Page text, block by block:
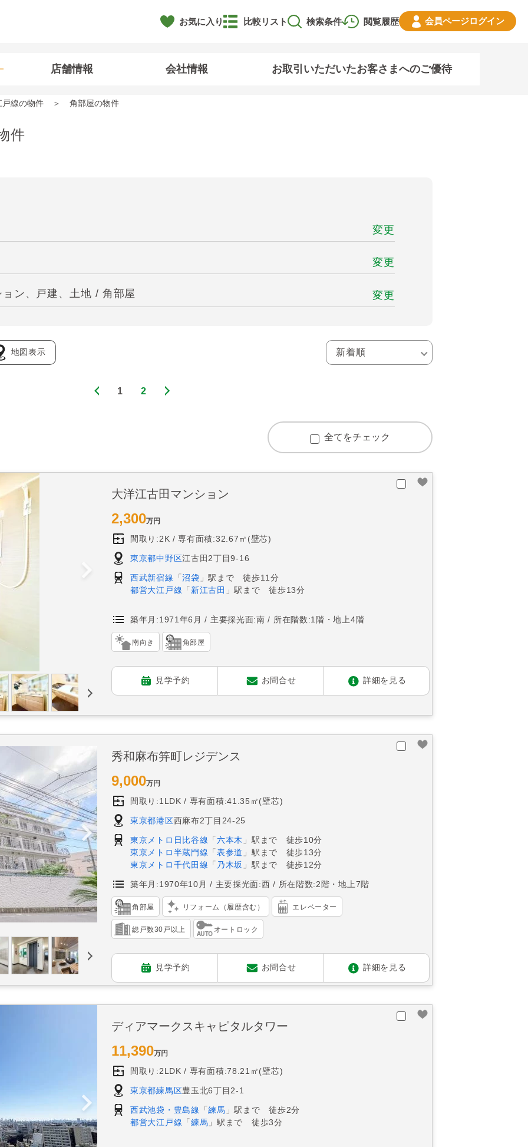
お気に入り 閲覧履歴
比較リスト 検索条件 会員ページログイン
店舗情報 会社情報 お取引いただいたお客さまへのご優待
戸線の物件 角部屋の物件
件
変更
変更
ン、戸建、土地 / 角部屋 変更
地図表示
1 2
全てをチェック
大洋江古田マンション
2,300万円
間取り:2K 専有面積:32.67㎡(壁芯)
東京都中野区江古田2丁目9-16
西武新宿線 「沼袋 」駅まで 徒歩11分
都営大江戸線 「 新江古田 」駅まで 徒歩13分
築年月:1971年6月 主要採光面:南 所在階数:1階・地上4階
南向き 角部屋
見学予約 お問合せ 詳細を見る
秀和麻布笄町レジデンス
9,000万円
間取り:1LDK 専有面積:41.35㎡(壁芯)
東京都港区西麻布2丁目24-25
東京メトロ日比谷線 「六本木 」駅まで 徒歩10分
東京メトロ半蔵門線 「表参道 」駅まで 徒歩13分
東京メトロ千代田線 「 乃木坂 」駅まで 徒歩12分
築年月:1970年10月 主要採光面:西 所在階数:2階・地上7階
角部屋 リフォーム（履歴含む） エレベーター
総戸数30戸以上 オートロック
見学予約 お問合せ 詳細を見る
ディアマークスキャピタルタワー
11,390万円
間取り:2LDK 専有面積:78.21㎡(壁芯)
東京都練馬区豊玉北6丁目2-1
西武池袋・豊島線 「練馬 」駅まで 徒歩2分
都営大江戸線 「 練馬 」駅まで 徒歩3分